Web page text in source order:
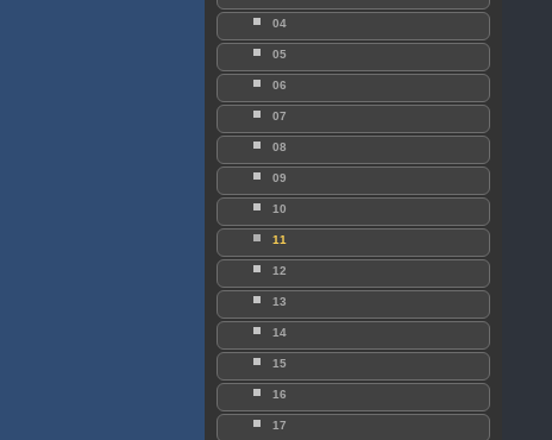
04
05
06
07
08
09
10
11
12
13
14
15
16
17